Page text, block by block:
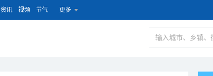
资讯 视频 节气 更多